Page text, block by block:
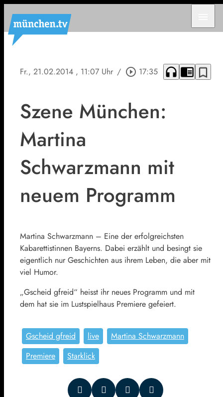
Fr., 21.02.2014 , 11:07 Uhr / play_circle_outline 17:35 headphones chrome_reader_mode bookmark_border
Szene München:
Martina
Schwarzmann mit
neuem Programm
Martina Schwarzmann – Eine der erfolgreichsten
Kabarettistinnen Bayerns. Dabei erzählt und besingt sie
eigentlich nur Geschichten aus ihrem Leben, die aber mit
viel Humor.
„Gscheid gfreid“ heisst ihr neues Programm und mit
dem hat sie im Lustspielhaus Premiere gefeiert.
Gscheid gfreid live
Martina Schwarzmann
Premiere
Starklick